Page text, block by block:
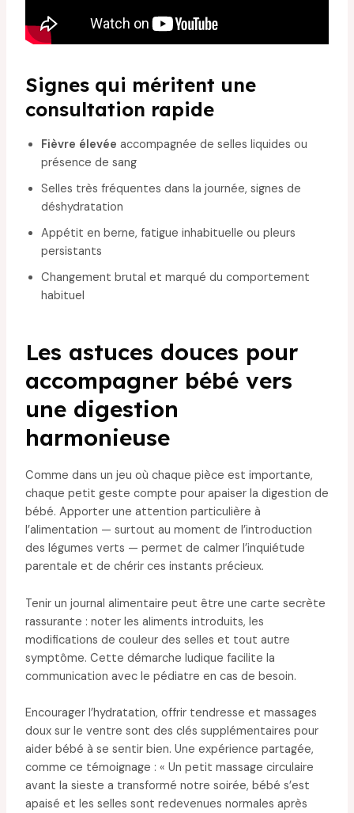
Signes qui méritent une
consultation rapide
Fièvre élevée accompagnée de selles liquides ou
présence de sang
Selles très fréquentes dans la journée, signes de
déshydratation
Appétit en berne, fatigue inhabituelle ou pleurs
persistants
Changement brutal et marqué du comportement
habituel
Les astuces douces pour
accompagner bébé vers
une digestion
harmonieuse
Comme dans un jeu où chaque pièce est importante,
chaque petit geste compte pour apaiser la digestion de
bébé. Apporter une attention particulière à
l’alimentation — surtout au moment de l’introduction
des légumes verts — permet de calmer l’inquiétude
parentale et de chérir ces instants précieux.
Tenir un journal alimentaire peut être une carte secrète
rassurante : noter les aliments introduits, les
modifications de couleur des selles et tout autre
symptôme. Cette démarche ludique facilite la
communication avec le pédiatre en cas de besoin.
Encourager l’hydratation, offrir tendresse et massages
doux sur le ventre sont des clés supplémentaires pour
aider bébé à se sentir bien. Une expérience partagée,
comme ce témoignage : « Un petit massage circulaire
avant la sieste a transformé notre soirée, bébé s’est
apaisé et les selles sont redevenues normales après